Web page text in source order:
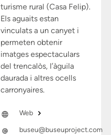
turisme rural (Casa Felip).
Els aguaits estan
vinculats a un canyet i
permeten obtenir
imatges espectaculars
del trencalòs, l’àguila
daurada i altres ocells
carronyaires.
Web
buseu@buseuproject.com